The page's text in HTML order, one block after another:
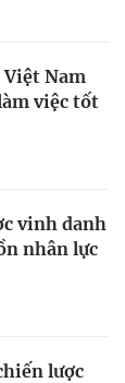
Việt Nam
việc tốt
vinh danh
nhân lực
lược